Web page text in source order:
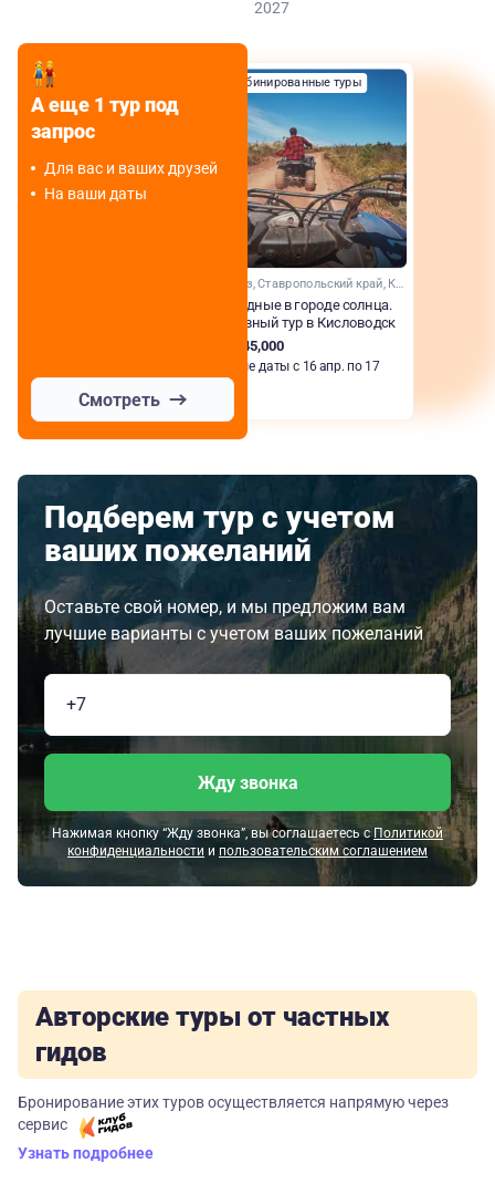
2027
А еще 1 тур под
запрос
Для вас и ваших друзей
На ваши даты
Смотреть
Комбинированные туры
Кавказ, Ставропольский край, Кавказские Минеральные Воды
Выходные в городе солнца.
Активный тур в Кисловодск
RUB 45,000
Любые даты с 16 апр. по 17
сент.
Подберем тур с учетом
ваших пожеланий
Оставьте свой номер, и мы предложим вам
лучшие варианты с учетом ваших пожеланий
Жду звонка
Нажимая кнопку “Жду звонка”, вы соглашаетесь с Политикой
конфиденциальности и пользовательским соглашением
Авторские туры от частных
гидов
Бронирование этих туров осуществляется напрямую через
сервис
Узнать подробнее